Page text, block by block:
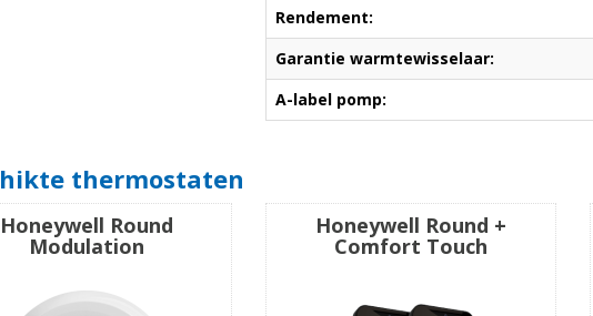
Rendement:
Garantie warmtewisselaar:
A-label pomp:
thermostaten
Honeywell Round
Modulation
Honeywell Round +
Comfort Touch